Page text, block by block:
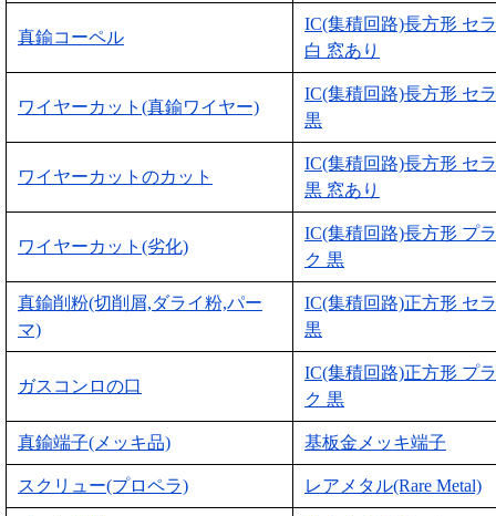
真鍮コーペル
IC(集積回路)長方形 セ
白 窓あり
ワイヤーカット(真鍮ワイヤー)
IC(集積回路)長方形 セ
黒
ワイヤーカットのカット
IC(集積回路)長方形 セ
黒 窓あり
ワイヤーカット(劣化)
IC(集積回路)長方形 プ
ク 黒
真鍮削粉(切削屑,ダライ粉,パー
マ)
IC(集積回路)正方形 セ
黒
ガスコンロの口
IC(集積回路)正方形 プ
ク 黒
真鍮端子(メッキ品) 基板金メッキ端子
スクリュー(プロペラ) レアメタル(Rare Metal)